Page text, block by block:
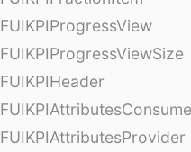
FUIKPIProgressView
FUIKPIProgressViewSize
FUIKPIHeader
FUIKPIAttributesProvider